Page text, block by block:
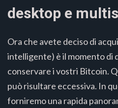
desktop e
Ora che avete deciso di
intelligente) è il momento di
conservare i vostri Bitcoin.
può risultare eccessiva. In
forniremo una rapida